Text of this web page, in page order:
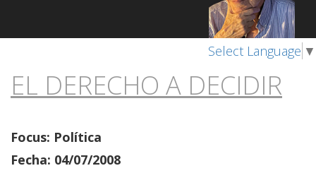
Select Language ▼
EL DERECHO A DECIDIR
Focus: Política
Fecha: 04/07/2008